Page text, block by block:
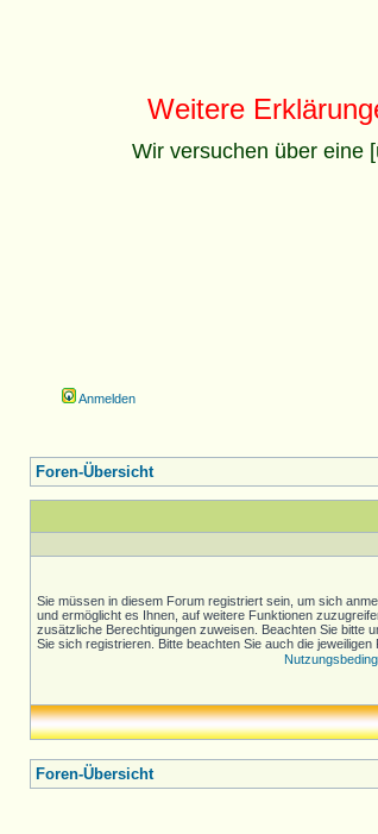
Weitere
Wir versuchen über eine
Anmelden
Foren-Übersicht
Sie müssen in diesem Forum registriert sein, um sich
und ermöglicht es Ihnen, auf weitere Funktionen
zusätzliche Berechtigungen zuweisen. Beachten Sie bitte
Sie sich registrieren. Bitte beachten Sie auch die
Foren-Übersicht